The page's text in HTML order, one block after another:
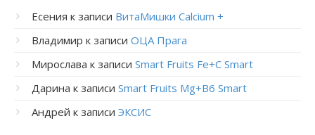
Есения к записи ВитаМишки Calcium +
Владимир к записи ОЦА Прага
Мирослава к записи Smart Fruits Fe+C Smart
Дарина к записи Smart Fruits Mg+B6 Smart
Андрей к записи ЭКСИС